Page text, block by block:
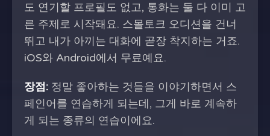
도 연기할 프로필도 없고, 통화는 둘 다 이미 고
른 주제로 시작돼요. 스몰토크 오디션을 건너
뛰고 내가 아끼는 대화에 곧장 착지하는 거죠.
iOS와 Android에서 무료예요.
장점: 정말 좋아하는 것들을 이야기하면서 스
페인어를 연습하게 되는데, 그게 바로 계속하
게 되는 종류의 연습이에요.